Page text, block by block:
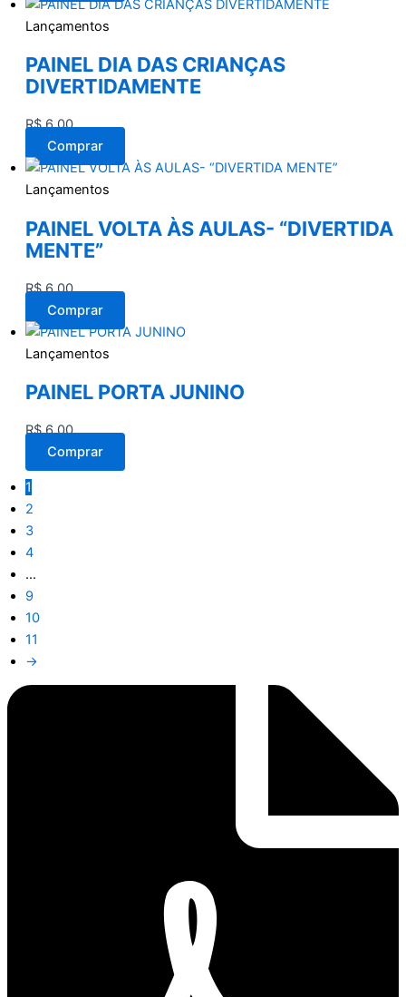
Lançamentos
PAINEL DIA DAS CRIANÇAS
DIVERTIDAMENTE
R$6,00
Comprar
Lançamentos
PAINEL VOLTA ÀS AULAS- “DIVERTIDA
MENTE”
R$6,00
Comprar
Lançamentos
PAINEL PORTA JUNINO
R$6,00
Comprar
1
2
3
4
…
9
10
11
→